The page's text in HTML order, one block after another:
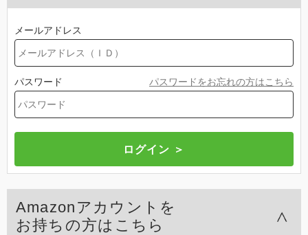
メールアドレス
パスワード パスワードをお忘れの方はこちら
Amazonアカウントを
お持ちの方はこちら